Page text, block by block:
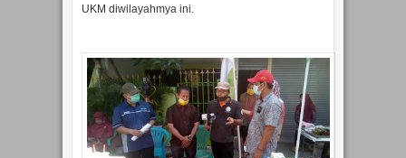
UKM diwilayahmya ini.